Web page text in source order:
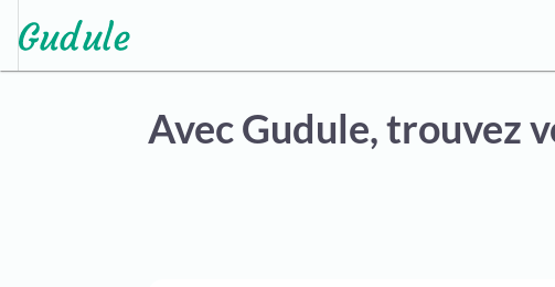
Avec Gudule,trouvez